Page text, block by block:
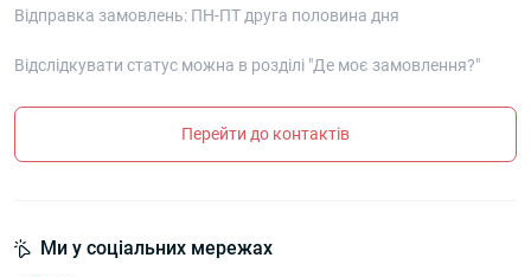
Відправка замовлень: ПН-ПТ друга половина дня
Відслідкувати статус можна в розділі "Де моє замовлення?"
Перейти до контактів
Ми у соціальних мережах